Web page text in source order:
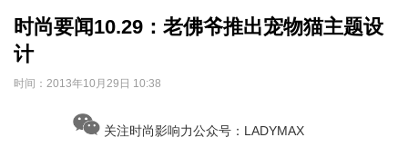
时尚要闻10.29：老佛爷推出宠物猫主题设
计
时间： 2013年10月29日 10:38
关注时尚影响力公众号：LADYMAX